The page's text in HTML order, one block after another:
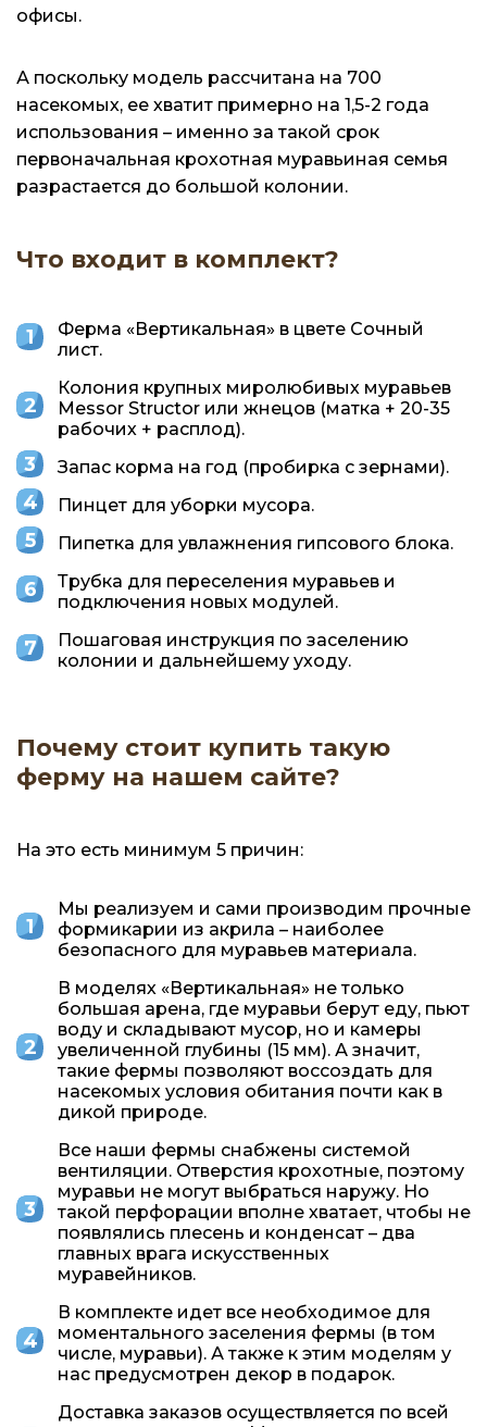
офисы.
А поскольку модель рассчитана на 700
насекомых, ее хватит примерно на 1,5-2 года
использования – именно за такой срок
первоначальная крохотная муравьиная семья
разрастается до большой колонии.
Что входит в комплект?
Ферма «Вертикальная» в цвете Сочный
лист.
Колония крупных миролюбивых муравьев
Messor Structor или жнецов (матка + 20-35
рабочих + расплод).
Запас корма на год (пробирка с зернами).
Пинцет для уборки мусора.
Пипетка для увлажнения гипсового блока.
Трубка для переселения муравьев и
подключения новых модулей.
Пошаговая инструкция по заселению
колонии и дальнейшему уходу.
Почему стоит купить такую
ферму на нашем сайте?
На это есть минимум 5 причин:
Мы реализуем и сами производим прочные
формикарии из акрила – наиболее
безопасного для муравьев материала.
В моделях «Вертикальная» не только
большая арена, где муравьи берут еду, пьют
воду и складывают мусор, но и камеры
увеличенной глубины (15 мм). А значит,
такие фермы позволяют воссоздать для
насекомых условия обитания почти как в
дикой природе.
Все наши фермы снабжены системой
вентиляции. Отверстия крохотные, поэтому
муравьи не могут выбраться наружу. Но
такой перфорации вполне хватает, чтобы не
появлялись плесень и конденсат – два
главных врага искусственных
муравейников.
В комплекте идет все необходимое для
моментального заселения фермы (в том
числе, муравьи). А также к этим моделям у
нас предусмотрен декор в подарок.
Доставка заказов осуществляется по всей